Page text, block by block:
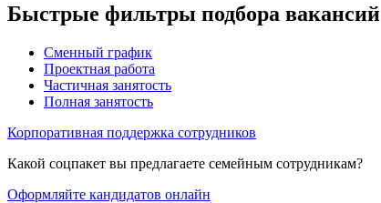
Быстрые фильтры подбора вакансий
Сменный график
Проектная работа
Частичная занятость
Полная занятость
Корпоративная поддержка сотрудников
Какой соцпакет вы предлагаете семейным сотрудникам?
Оформляйте кандидатов онлайн